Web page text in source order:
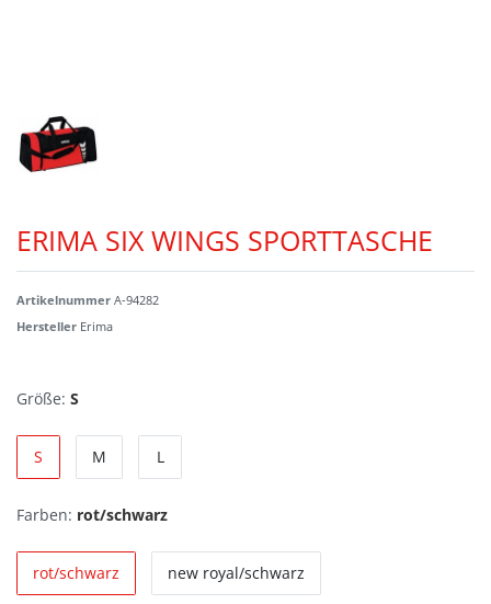
ERIMA SIX WINGS SPORTTASCHE
Artikelnummer A-94282
Hersteller Erima
Größe: S
S M L
Farben: rot/schwarz
rot/schwarz new royal/schwarz